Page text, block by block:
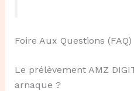
Foire Aux Questions (FAQ)
Le prélèvement AMZ
arnaque ?